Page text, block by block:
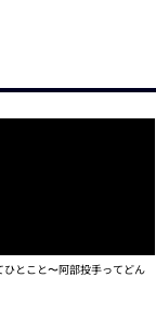
ひとこと〜阿部投手ってどん